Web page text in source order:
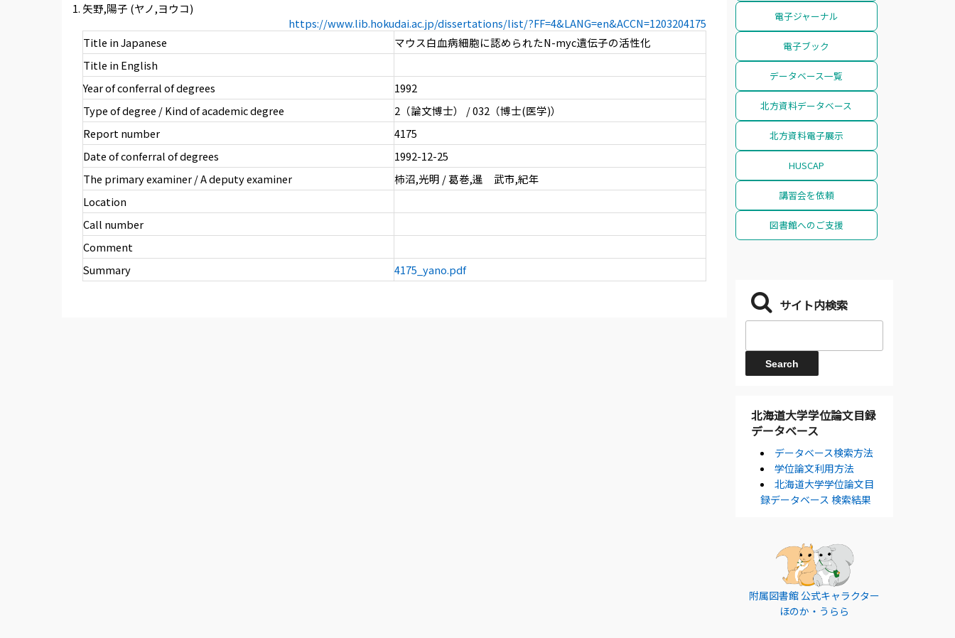
矢野,陽子 (ヤノ,ヨウコ)
https://www.lib.hokudai.ac.jp/dissertations/list/?FF=4&LANG=en&ACCN=1203204175
Title in Japanese
マウス白血病細胞に認められたN-myc遺伝子の活性化
Title in English
Year of conferral of degrees
1992
Type of degree / Kind of academic degree
2（論文博士） / 032（博士(医学)）
Report number
4175
Date of conferral of degrees
1992-12-25
The primary examiner / A deputy examiner
柿沼,光明 / 葛巻,暹 武市,紀年
Location
Call number
Comment
Summary
4175_yano.pdf
電子ジャーナル
電子ブック
データベース一覧
北方資料データベース
北方資料電子展示
HUSCAP
講習会を依頼
図書館へのご支援
サイト内検索
北海道大学学位論文目録
データベース
データベース検索方法
学位論文利用方法
北海道大学学位論文目
録データベース 検索結果
附属図書館 公式キャラクター
ほのか・うらら